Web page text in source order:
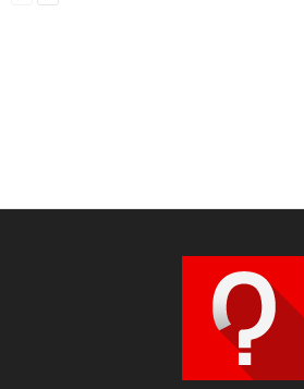
Quienlosabe.com is a collection of news from
written Newspaper.
info [at]